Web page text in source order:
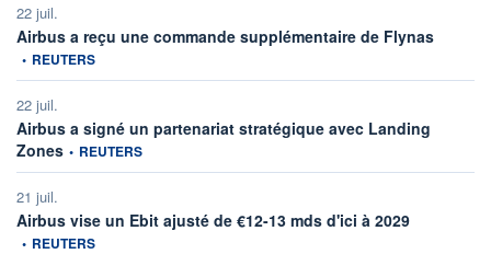
22 juil.
Airbus a reçu une commande supplémentaire de Flynas
• REUTERS
22 juil.
Airbus a signé un partenariat stratégique avec Landing
Zones information fournie par
• REUTERS
21 juil.
Airbus vise un Ebit ajusté de €12-13 mds d'ici à 2029information
• REUTERS